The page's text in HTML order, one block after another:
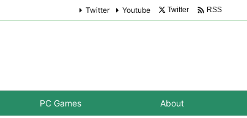
PC Games About
Twitter Youtube Twitter  RSS